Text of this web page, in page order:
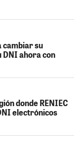
cambiar su
DNI ahora con
donde RENIEC
electrónicos